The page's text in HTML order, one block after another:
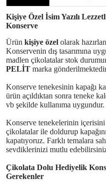
Kişiye Özel İsim Yazılı
Konserve
Ürün kişiye özel olarak
Konservenin dış tasarımına
madlen çikolatalar stok
PELİT marka
Konserve tenekesinin kapağı
ürün açıldıktan sonra teneke
vb şekilde kullanıma uygundur.
Konserve tenekelerinin
çikolatalar ile doldurup
kapatıyoruz. Farklı temalara
sevdiklerinizi mutlu
Çikolata Dolu Hediyelik
Gerekenler